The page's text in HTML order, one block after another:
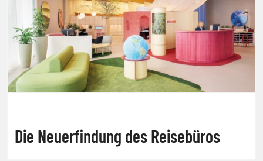
Die Neuerfindung des Reisebüros